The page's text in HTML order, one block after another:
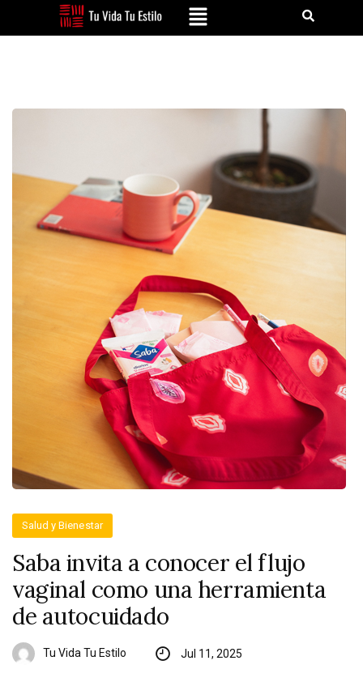
Salud y Bienestar
Saba invita a conocer el flujo
vaginal como una herramienta
de autocuidado
Tu Vida Tu Estilo Jul 11, 2025